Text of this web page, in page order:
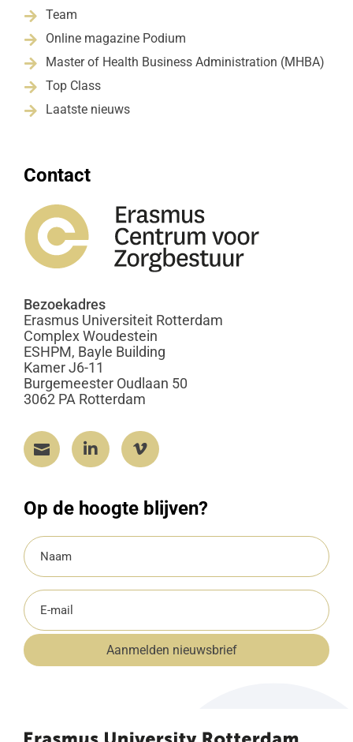
 Team
 Online magazine Podium
 Master of Health Business Administration (MHBA)
 Top Class
 Laatste nieuws
Contact
Bezoekadres
Erasmus Universiteit Rotterdam
Complex Woudestein
ESHPM, Bayle Building
Kamer J6-11
Burgemeester Oudlaan 50
3062 PA Rotterdam
  
Op de hoogte blijven?
Naam
(Vereist)
E-
mailadres
(Vereist) Aanmelden nieuwsbrief